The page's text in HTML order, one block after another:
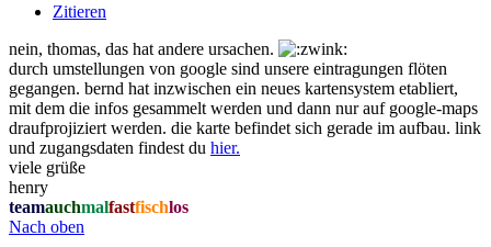
Zitieren
nein, thomas, das hat andere ursachen.
durch umstellungen von google sind unsere eintragungen flöten
gegangen. bernd hat inzwischen ein neues kartensystem etabliert,
mit dem die infos gesammelt werden und dann nur auf google-maps
draufprojiziert werden. die karte befindet sich gerade im aufbau. link
und zugangsdaten findest du hier.
viele grüße
henry
teamauchmalfastfischlos
Nach oben